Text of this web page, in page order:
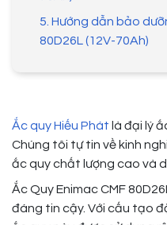
5. Hướng dẫn bảo
80D26L (12V-70Ah)
Ắc quy Hiếu Phát là đại lý
Chúng tôi tự tin về kinh
ắc quy chất lượng cao và
Ắc Quy Enimac CMF
đáng tin cậy. Với cấu tạo